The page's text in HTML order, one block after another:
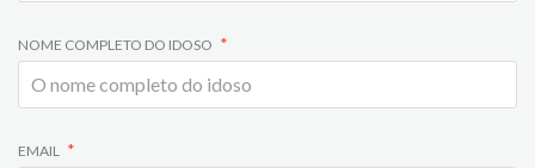
NOME COMPLETO DO IDOSO
EMAIL